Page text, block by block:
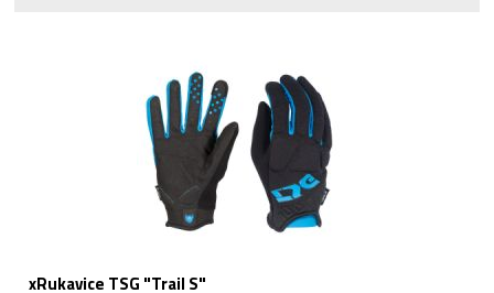
xRukavice TSG "Trail S"